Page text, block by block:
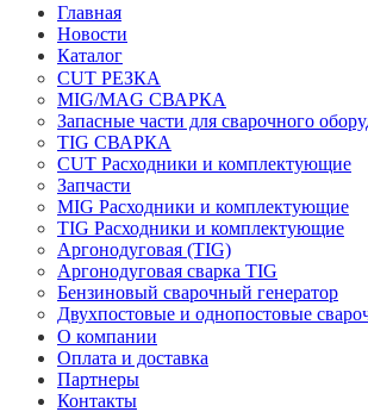
Главная
Новости
Каталог
CUT РЕЗКА
MIG/MAG СВАРКА
Запасные части для сварочного
TIG СВАРКА
CUT Расходники и комплектующие
Запчасти
MIG Расходники и комплектующие
TIG Расходники и комплектующие
Аргонодуговая (TIG)
Аргонодуговая сварка TIG
Бензиновый сварочный генератор
Двухпостовые и однопостовые
О компании
Оплата и доставка
Партнеры
Контакты